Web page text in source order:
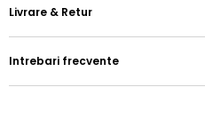
Livrare & Retur
Intrebari frecvente